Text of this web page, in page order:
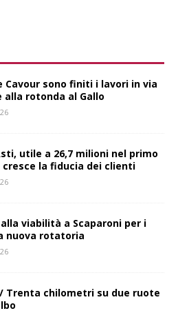
Cavour sono finiti i lavori in via
alla rotonda al Gallo
utile a 26,7 milioni nel primo
la fiducia dei clienti
viabilità a Scaparoni per i
nuova rotatoria
/ Trenta chilometri su due ruote